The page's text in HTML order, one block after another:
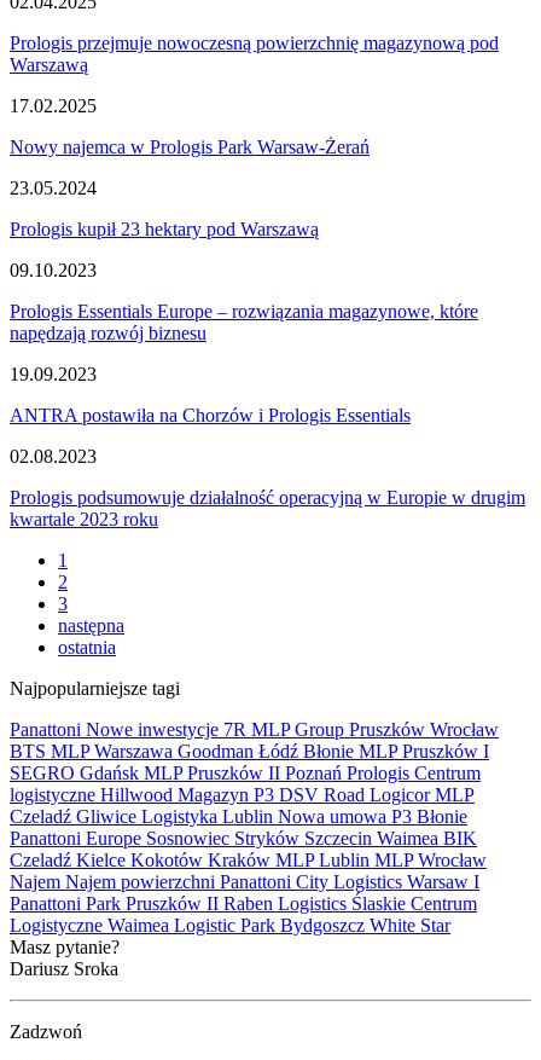
Prologis przejmuje nowoczesną powierzchnię magazynową pod
Warszawą
17.02.2025
Nowy najemca w Prologis Park Warsaw-Żerań
23.05.2024
Prologis kupił 23 hektary pod Warszawą
09.10.2023
Prologis Essentials Europe – rozwiązania magazynowe, które
napędzają rozwój biznesu
19.09.2023
ANTRA postawiła na Chorzów i Prologis Essentials
02.08.2023
Prologis podsumowuje działalność operacyjną w Europie w drugim
kwartale 2023 roku
1
2
3
następna
ostatnia
Najpopularniejsze tagi
Panattoni Nowe inwestycje 7R MLP Group Pruszków Wrocław
BTS MLPWarszawa Goodman Łódź Błonie MLP Pruszków I
SEGRO Gdańsk MLP Pruszków II Poznań Prologis Centrum
logistyczne Hillwood Magazyn P3 DSV Road LogicorMLP
Czeladź Gliwice Logistyka Lublin Nowa umowa P3 Błonie
Panattoni Europe Sosnowiec Stryków Szczecin Waimea BIK
Czeladź Kielce Kokotów Kraków MLP Lublin MLP Wrocław
Najem Najem powierzchni Panattoni City Logistics Warsaw I
Panattoni Park Pruszków II Raben Logistics Ślaskie Centrum
Logistyczne Waimea Logistic Park Bydgoszcz White Star
Masz pytanie?
Dariusz Sroka
Zadzwoń